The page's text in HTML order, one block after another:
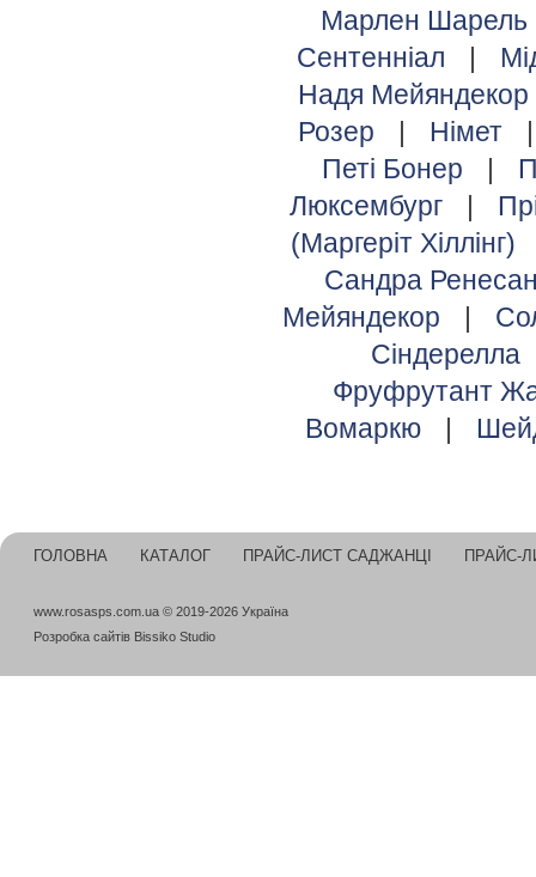
Марлен Шарель
Сентенніал
|
Надя Мейяндекор
Розер
| Німет
Петі Бонер
|
Люксембург
|
(Маргеріт Хіллінг)
Сандра
Мейяндекор
|
Сіндерелла
Фруфрутант
Вомаркю
|
ГОЛОВНА КАТАЛОГ ПРАЙС-ЛИСТ САДЖАНЦІ ПРАЙС-
www.rosasps.com.ua © 2019-2026 Україна
Розробка сайтів Bissiko Studio